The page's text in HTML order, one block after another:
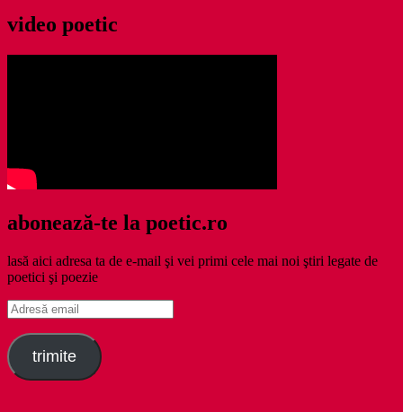
video poetic
abonează-te la poetic.ro
lasă aici adresa ta de e-mail şi vei primi cele mai noi ştiri legate de
poetici şi poezie
Adresă
email
trimite